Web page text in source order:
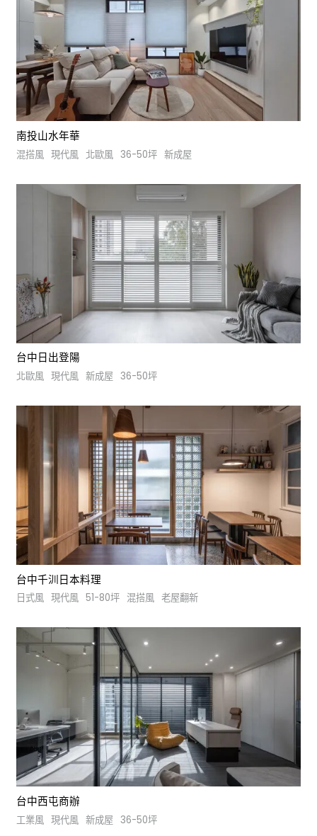
南投山水年華
混搭風 現代風 北歐風 36-50坪 新成屋
台中日出登陽
北歐風 現代風 新成屋 36-50坪
台中千汌日本料理
日式風 現代風 51-80坪 混搭風 老屋翻新
台中西屯商辦
工業風 現代風 新成屋 36-50坪